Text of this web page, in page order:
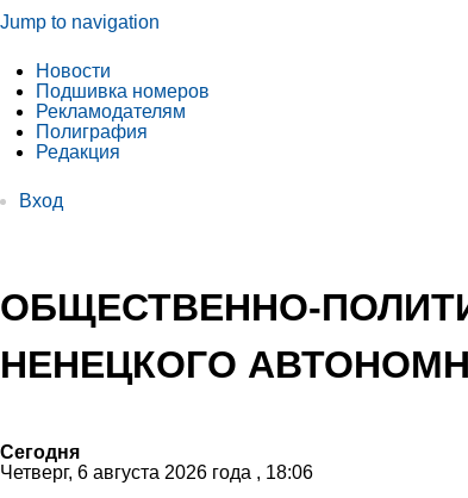
Jump to navigation
Новости
Подшивка номеров
Рекламодателям
Полиграфия
Редакция
Вход
ОБЩЕСТВЕННО-
НЕНЕЦКОГО
Сегодня
Четверг, 6 августа 2026 года , 18:06